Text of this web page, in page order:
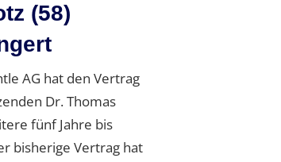
(58)
AG hat den Vertrag
Dr. Thomas
fünf Jahre bis
bisherige Vertrag hat